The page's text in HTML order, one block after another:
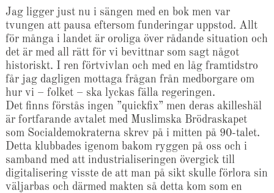
Jag ligger just nu i sängen med en bok men var
tvungen att pausa eftersom funderingar uppstod. Allt
för många i landet är oroliga över rådande situation och
det är med all rätt för vi bevittnar som sagt något
historiskt. I ren förtvivlan och med en låg framtidstro
får jag dagligen mottaga frågan från medborgare om
hur vi – folket – ska lyckas fälla regeringen.
Det finns förstås ingen ”quickfix” men deras akilleshäl
är fortfarande avtalet med Muslimska Brödraskapet
som Socialdemokraterna skrev på i mitten på 90-talet.
Detta klubbades igenom bakom ryggen på oss och i
samband med att industrialiseringen övergick till
digitalisering visste de att man på sikt skulle förlora sin
väljarbas och därmed makten så detta kom som en